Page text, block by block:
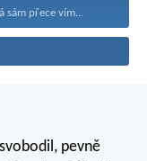
sám přece vím...
pevně